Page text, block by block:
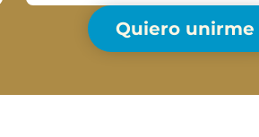
Quiero unirme